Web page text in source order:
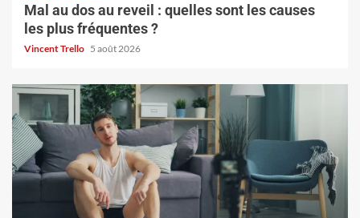
Mal au dos au reveil : quelles sont les causes
les plus fréquentes ?
Vincent Trello 5 août 2026